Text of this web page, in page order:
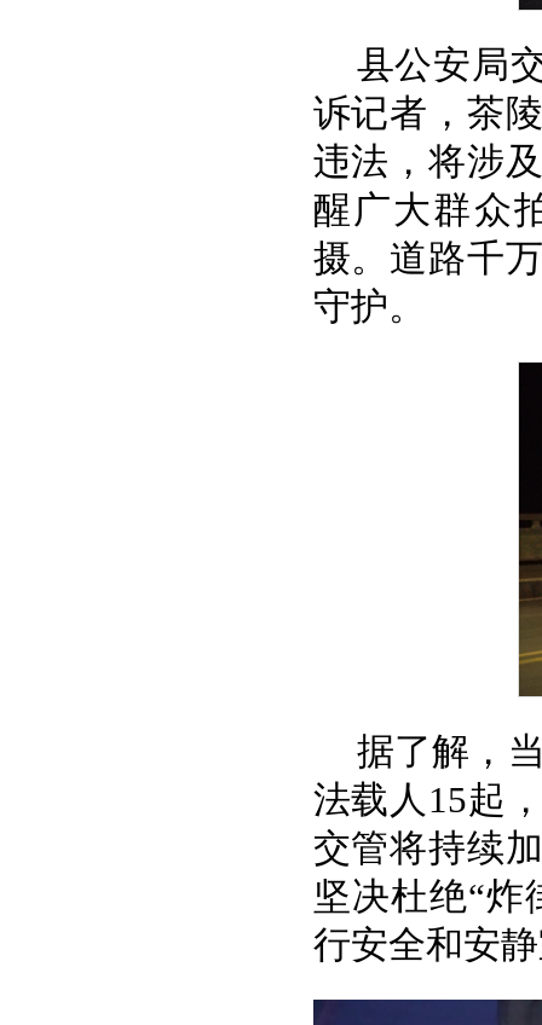
县公安局
诉记者，茶
违法，将涉
醒广大群众
摄。道路千
守护。
据了解，
法载人15起
交管将持续
坚决杜绝“
行安全和安